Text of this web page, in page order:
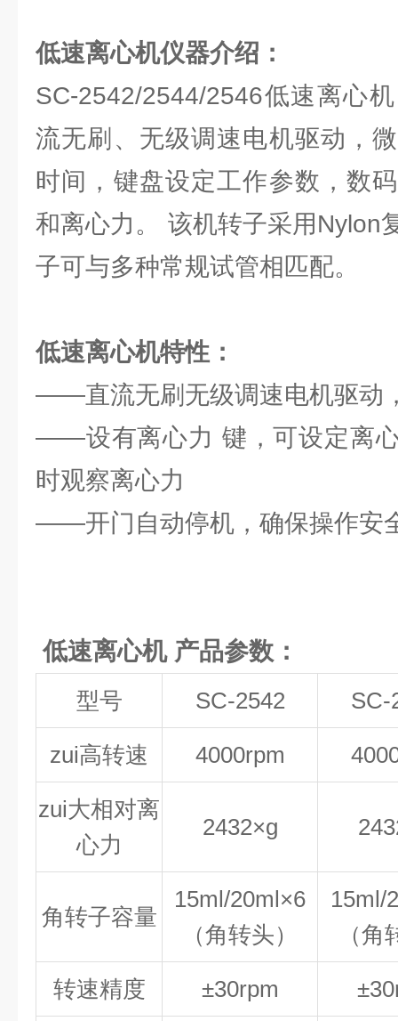
低速离心机仪器介绍：
SC-2542/2544/2546低速离心
流无刷、无级调速电机驱动，
时间，键盘设定工作参数，数
和离心力。 该机转子采用Nylon
子可与多种常规试管相匹配。
低速离心机特性：
——直流无刷无级调速电机驱动
——设有离心力 键，可设定离
时观察离心力
——开门自动停机，确保操作安
低速离心机 产品参数：
型号 SC-2542 SC-
zui高转速 4000rpm
zui大相对离
心力
2432×g
角转子容量
15ml/20ml×6
（角转头）
15ml/
（角
转速精度 ±30rpm